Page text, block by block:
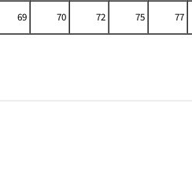
69 70 72 75 77